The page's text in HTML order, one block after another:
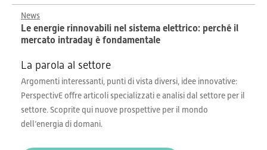
News
Le energie rinnovabili nel sistema elettrico: perché il
mercato intraday è fondamentale
La parola al settore
Argomenti interessanti, punti di vista diversi, idee innovative:
PerspectivE offre articoli specializzati e analisi dal settore per il
settore. Scoprite qui nuove prospettive per il mondo
dell’energia di domani.